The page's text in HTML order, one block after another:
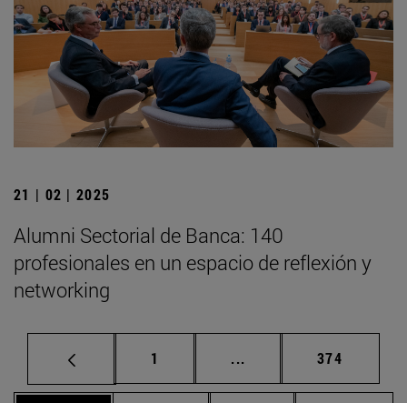
21 | 02 | 2025
Alumni Sectorial de Banca: 140
profesionales en un espacio de reflexión y
networking
Página
1 ... Páginas intermedias
Página
374